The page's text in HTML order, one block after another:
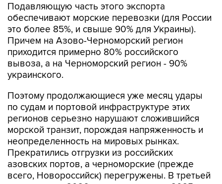
Подавляющую часть этого экспорта
обеспечивают морские перевозки (для России
это более 85%, и свыше 90% для Украины).
Причем на Азово-Черноморский регион
приходится примерно 80% российского
вывоза, а на Черноморский регион - 90%
украинского.
Поэтому продолжающиеся уже месяц удары
по судам и портовой инфраструктуре этих
регионов серьезно нарушают сложившийся
морской транзит, порождая напряженность и
неопределенность на мировых рынках.
Прекратились отгрузки из российских
азовских портов, а черноморские (прежде
всего, Новороссийск) перегружены. В третьей